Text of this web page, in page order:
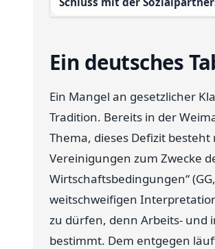
Ein deutsches
Ein Mangel an gesetzlicher
Tradition. Bereits in der
Thema, dieses Defizit
Vereinigungen zum Zwecke
Wirtschaftsbedingungen“
weitschweifigen
zu dürfen, denn Arbeits- und
bestimmt. Dem entgegen